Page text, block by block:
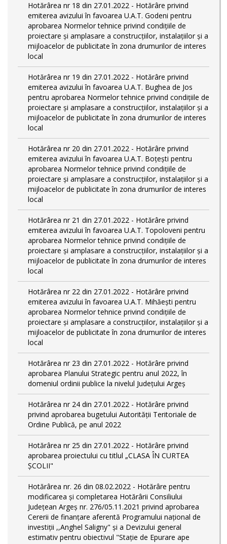
Hotărârea nr 18 din 27.01.2022 - Hotărâre privind
emiterea avizului în favoarea U.A.T. Godeni pentru
aprobarea Normelor tehnice privind condiţiile de
proiectare şi amplasare a construcţiilor, instalaţiilor şi a
mijloacelor de publicitate în zona drumurilor de interes
local
Hotărârea nr 19 din 27.01.2022 - Hotărâre privind
emiterea avizului în favoarea U.A.T. Bughea de Jos
pentru aprobarea Normelor tehnice privind condiţiile de
proiectare şi amplasare a construcţiilor, instalaţiilor şi a
mijloacelor de publicitate în zona drumurilor de interes
local
Hotărârea nr 20 din 27.01.2022 - Hotărâre privind
emiterea avizului în favoarea U.A.T. Boțești pentru
aprobarea Normelor tehnice privind condiţiile de
proiectare şi amplasare a construcţiilor, instalaţiilor şi a
mijloacelor de publicitate în zona drumurilor de interes
local
Hotărârea nr 21 din 27.01.2022 - Hotărâre privind
emiterea avizului în favoarea U.A.T. Topoloveni pentru
aprobarea Normelor tehnice privind condiţiile de
proiectare şi amplasare a construcţiilor, instalaţiilor şi a
mijloacelor de publicitate în zona drumurilor de interes
local
Hotărârea nr 22 din 27.01.2022 - Hotărâre privind
emiterea avizului în favoarea U.A.T. Mihăești pentru
aprobarea Normelor tehnice privind condiţiile de
proiectare şi amplasare a construcţiilor, instalaţiilor şi a
mijloacelor de publicitate în zona drumurilor de interes
local
Hotărârea nr 23 din 27.01.2022 - Hotărâre privind
aprobarea Planului Strategic pentru anul 2022, în
domeniul ordinii publice la nivelul Județului Argeș
Hotărârea nr 24 din 27.01.2022 - Hotărâre privind
privind aprobarea bugetului Autorității Teritoriale de
Ordine Publică, pe anul 2022
Hotărârea nr 25 din 27.01.2022 - Hotărâre privind
aprobarea proiectului cu titlul „CLASA ÎN CURTEA
ȘCOLII"
Hotărârea nr. 26 din 08.02.2022 - Hotărâre pentru
modificarea și completarea Hotărârii Consiliului
Județean Argeș nr. 276/05.11.2021 privind aprobarea
Cererii de finanțare aferentă Programului național de
investiții ,,Anghel Saligny" și a Devizului general
estimativ pentru obiectivul "Stație de Epurare ape